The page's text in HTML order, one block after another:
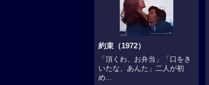
約束（1972）
「頂くわ、お弁当」「口をき
いたな、あんた」二人が初
め...